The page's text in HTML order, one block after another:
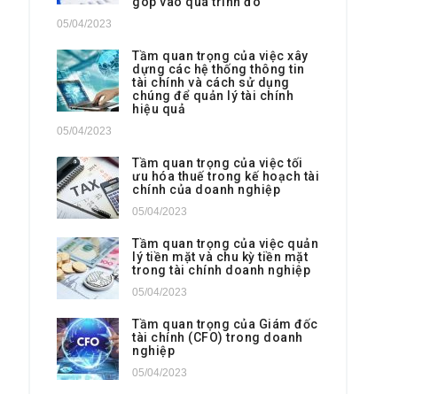
05/04/2023
Tầm quan trọng của việc xây
dựng các hệ thống thông tin
tài chính và cách sử dụng
chúng để quản lý tài chính
hiệu quả
05/04/2023
Tầm quan trọng của việc tối
ưu hóa thuế trong kế hoạch tài
chính của doanh nghiệp
05/04/2023
Tầm quan trọng của việc quản
lý tiền mặt và chu kỳ tiền mặt
trong tài chính doanh nghiệp
05/04/2023
Tầm quan trọng của Giám đốc
tài chính (CFO) trong doanh
nghiệp
05/04/2023